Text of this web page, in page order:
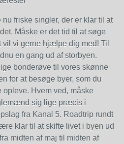
friske singler, der er klar til at
Måske er det tid til at søge
vi gerne hjælpe dig med! Til
en gang ud af storbyen.
bonderøve til vores skønne
for at besøge byer, som du
Hvem ved, måske
sig lige præcis i
fra Kanal 5. Roadtrip rundt
klar til at skifte livet i byen ud
midten af maj til midten af